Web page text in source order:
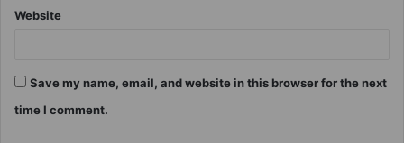
Website
Save my name, email, and website in this browser for the next
time I comment.